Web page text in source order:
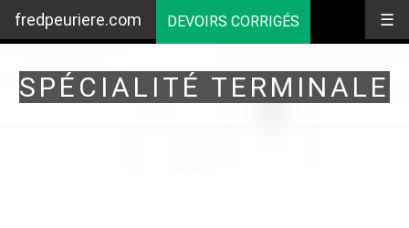
☰
fredpeuriere.com DEVOIRS CORRIGÉS
SPÉCIALITÉ TERMINALE